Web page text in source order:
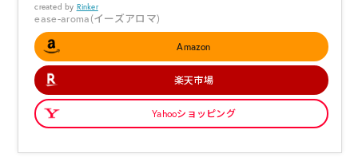
created by Rinker
ease-aroma(イーズアロマ)
Amazon
楽天市場
Yahooショッピング